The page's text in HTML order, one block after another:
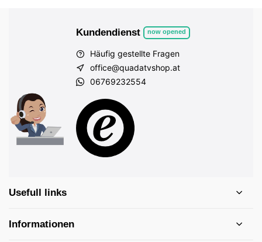
Kundendienst now opened
Häufig gestellte Fragen
office@quadatvshop.at
06769232554
Usefull links
Informationen